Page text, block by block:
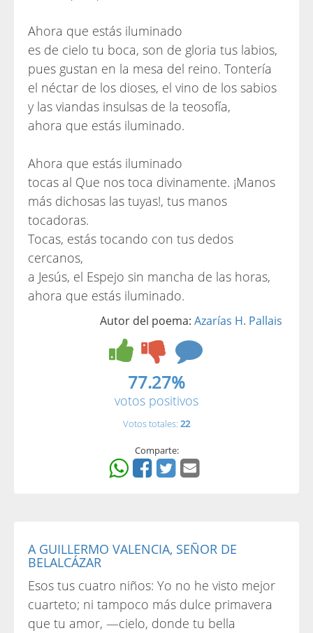
Ahora que estás iluminado
es de cielo tu boca, son de gloria tus labios,
pues gustan en la mesa del reino. Tontería
el néctar de los dioses, el vino de los sabios
y las viandas insulsas de la teosofía,
ahora que estás iluminado.
Ahora que estás iluminado
tocas al Que nos toca divinamente. ¡Manos
más dichosas las tuyas!, tus manos
tocadoras.
Tocas, estás tocando con tus dedos
cercanos,
a Jesús, el Espejo sin mancha de las horas,
ahora que estás iluminado.
Autor del poema: Azarías H. Pallais
77.27%
votos positivos
Votos totales: 22
Comparte:
A GUILLERMO VALENCIA, SEÑOR DE
BELALCÁZAR
Esos tus cuatro niños: Yo no he visto mejor
cuarteto; ni tampoco más dulce primavera
que tu amor, —cielo, donde tu bella